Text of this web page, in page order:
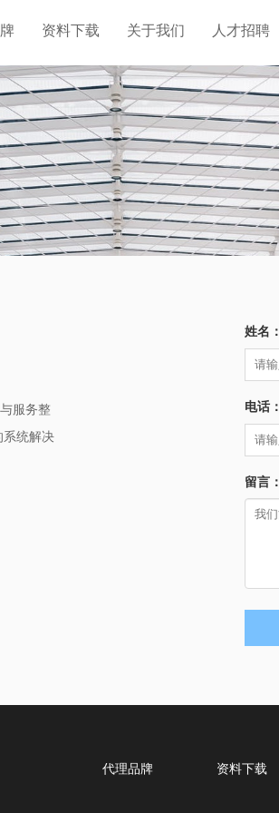
资料下载 关于我们 人才招聘
服务整
系统解决
姓名：
电话：
留言：
代理品牌 资料下载